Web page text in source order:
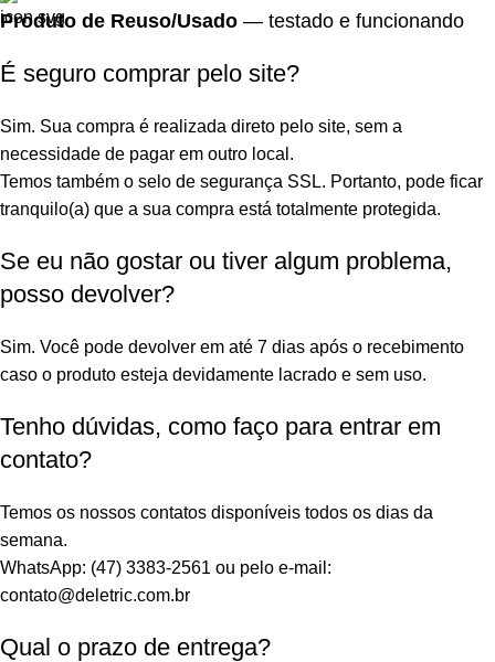
Produto de Reuso/Usado — testado e funcionando
É seguro comprar pelo site?
Sim. Sua compra é realizada direto pelo site, sem a
necessidade de pagar em outro local.
Temos também o selo de segurança SSL. Portanto, pode ficar
tranquilo(a) que a sua compra está totalmente protegida.
Se eu não gostar ou tiver algum problema,
posso devolver?
Sim. Você pode devolver em até 7 dias após o recebimento
caso o produto esteja devidamente lacrado e sem uso.
Tenho dúvidas, como faço para entrar em
contato?
Temos os nossos contatos disponíveis todos os dias da
semana.
WhatsApp: (47) 3383-2561 ou pelo e-mail:
contato@deletric.com.br
Qual o prazo de entrega?